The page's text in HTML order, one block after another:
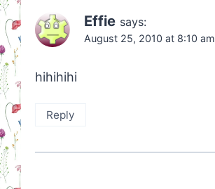
Effie says:
August 25, 2010 at 8:10 am
hihihihi
Reply